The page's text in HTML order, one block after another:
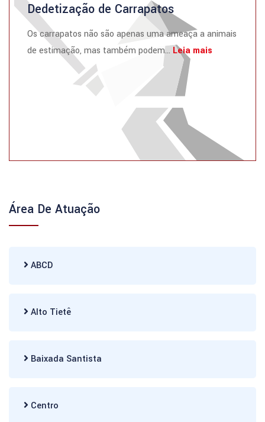
Dedetização de Carrapatos
Os carrapatos não são apenas uma ameaça a animais
de estimação, mas também podem... Leia mais
Área De Atuação
ABCD
Alto Tietê
Baixada Santista
Centro